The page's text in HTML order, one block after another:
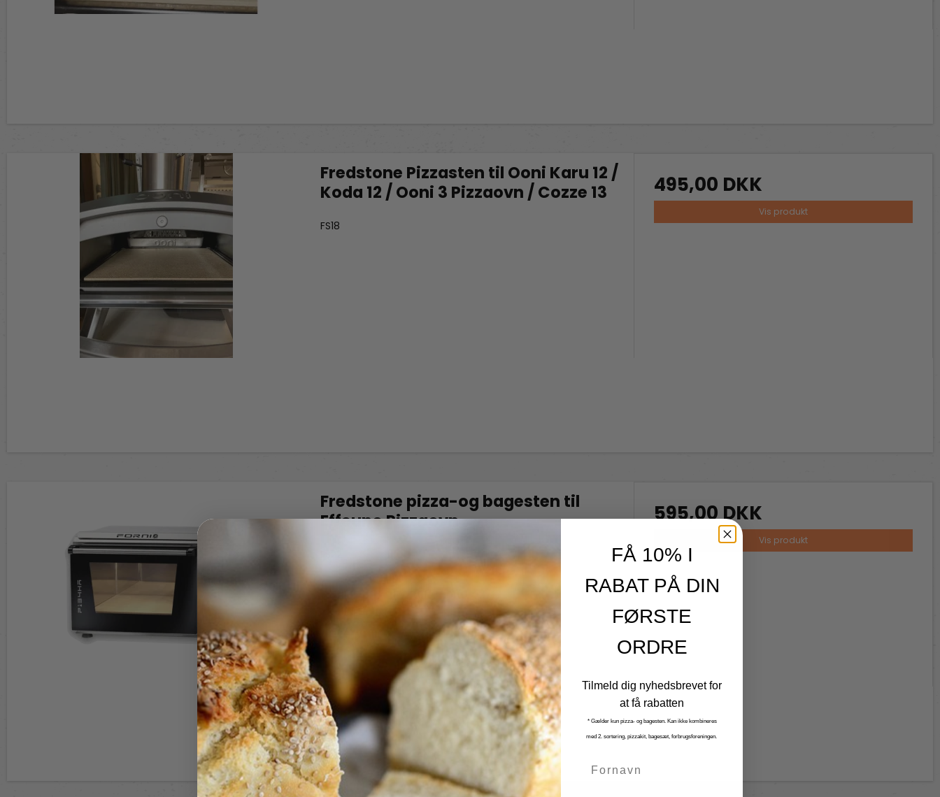
Fredstone Pizzasten til Ooni Karu 12 /
Koda 12 / Ooni 3 Pizzaovn / Cozze 13
FS18
495,00 DKK
Vis produkt
Fredstone pizza-og bagesten til
Effeuno Pizzaovn
Fredstone Grill & bageudstyr
595,00 DKK
Vis produkt
FÅ 10% I
RABAT PÅ DIN
FØRSTE
ORDRE
Tilmeld dig nyhedsbrevet for
at få rabatten
* Gælder kun pizza- og bagesten. Kan ikke kombineres
med 2. sortering, pizzakit, bagesæt, forbrugsforeningen.